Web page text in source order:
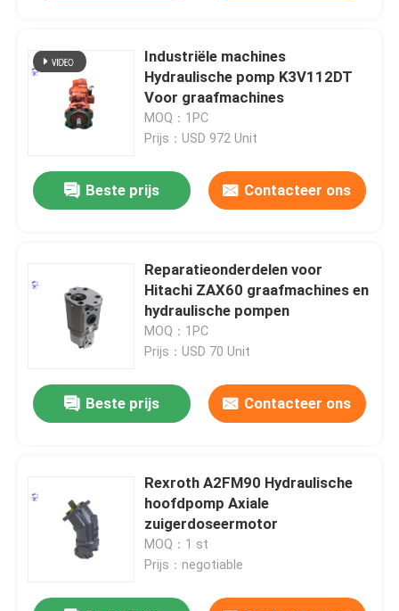
Producten
Over ons
Fabrieksreis
Industriële machines
Hydraulische pomp K3V112DT
Voor graafmachines
MOQ：1PC
Prijs：USD 972 Unit
Beste prijs Contacteer ons
Reparatieonderdelen voor
Hitachi ZAX60 graafmachines en
hydraulische pompen
MOQ：1PC
Prijs：USD 70 Unit
Beste prijs Contacteer ons
Rexroth A2FM90 Hydraulische
hoofdpomp Axiale
zuigerdoseermotor
MOQ：1 st
Prijs：negotiable